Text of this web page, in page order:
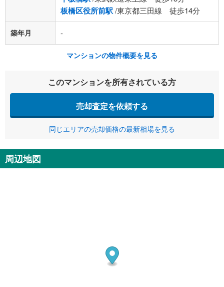
板橋区役所前駅/東京都三田線 徒歩14分
築年月 -
マンションの物件概要を見る
このマンションを所有されている方
売却査定を依頼する
同じエリアの売却価格の最新相場を見る
周辺地図